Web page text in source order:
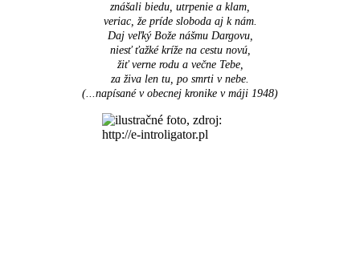
znášali biedu, utrpenie a klam,
veriac, že príde sloboda aj k nám.
Daj veľký Bože nášmu Dargovu,
niesť ťažké kríže na cestu novú,
žiť verne rodu a večne Tebe,
za živa len tu, po smrti v nebe.
(...napísané v obecnej kronike v máji 1948)